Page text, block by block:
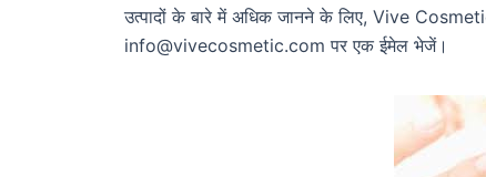
उत्पादों के बारे में अधिक जानने के लिए, Vive
info@vivecosmetic.com पर एक ईमेल भेजें।